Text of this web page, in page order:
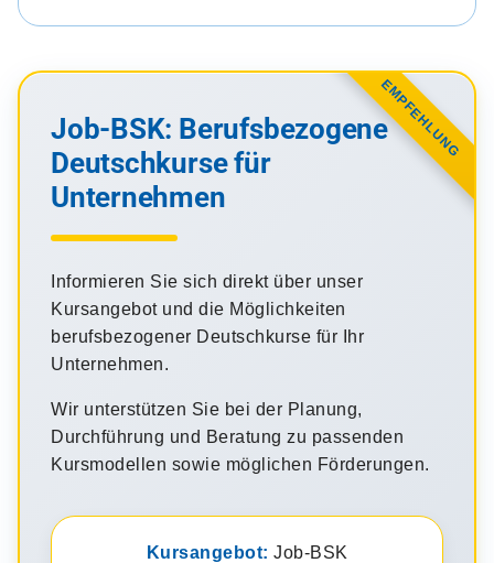
EMPFEHLUNG
Job-BSK: Berufsbezogene
Deutschkurse für
Unternehmen
Informieren Sie sich direkt über unser
Kursangebot und die Möglichkeiten
berufsbezogener Deutschkurse für Ihr
Unternehmen.
Wir unterstützen Sie bei der Planung,
Durchführung und Beratung zu passenden
Kursmodellen sowie möglichen Förderungen.
Kursangebot: Job-BSK